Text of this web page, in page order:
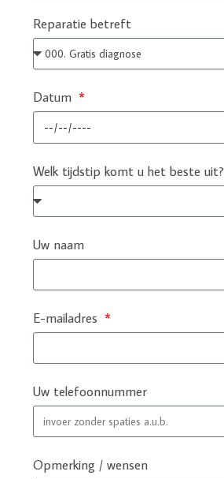
Reparatie betreft
Datum
Welk tijdstip komt u het beste uit?
Uw naam
E-mailadres
Uw telefoonnummer
Opmerking / wensen